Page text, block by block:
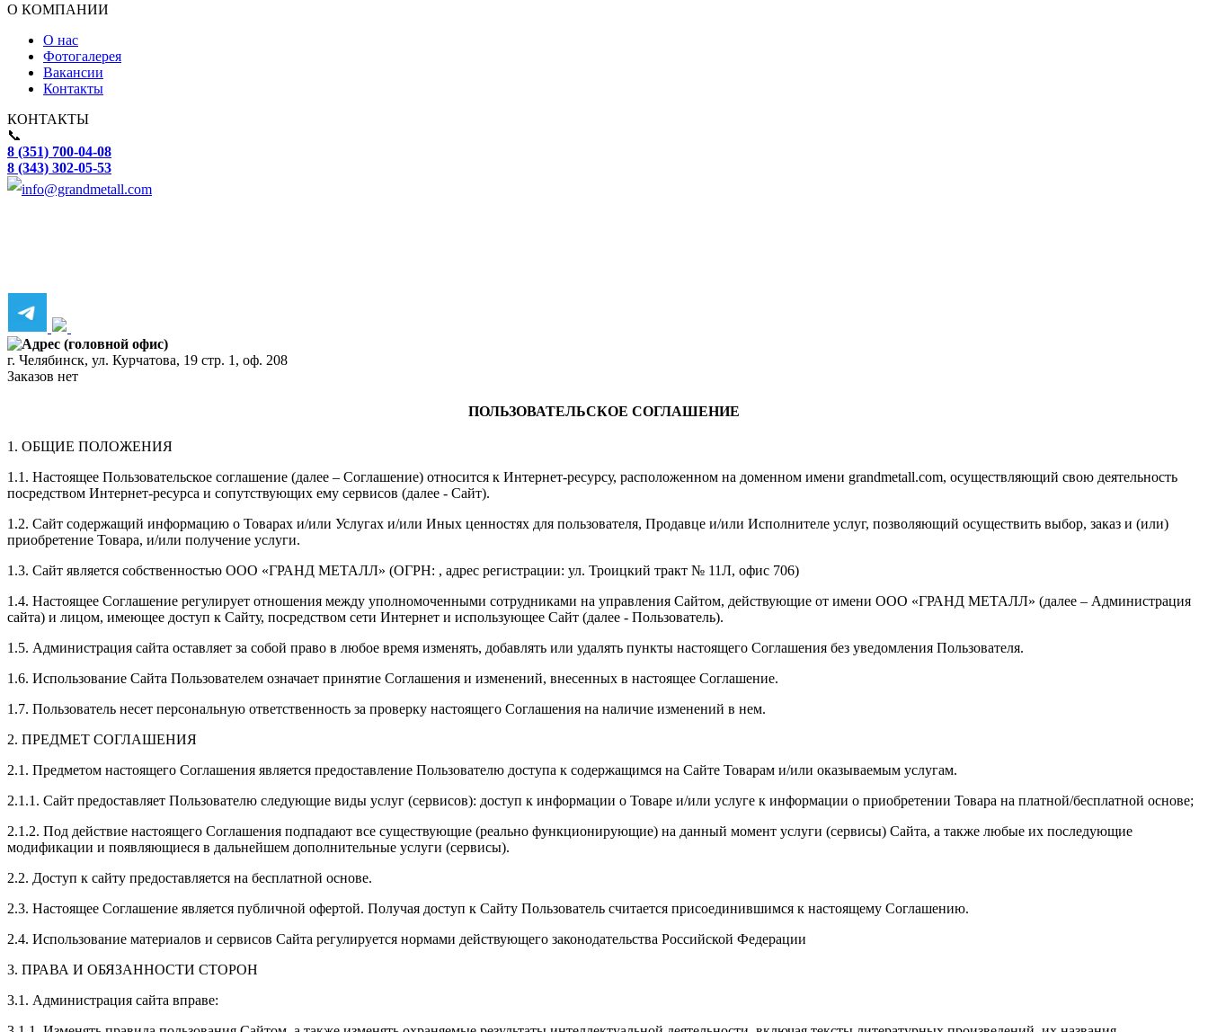
О КОМПАНИИ
О нас
Фотогалерея
Вакансии
Контакты
КОНТАКТЫ
📞
8 (351) 700-04-08
8 (343) 302-05-53
info@grandmetall.com
Адрес (головной офис)
г. Челябинск, ул. Курчатова, 19 стр. 1, оф. 208
Заказов нет
ПОЛЬЗОВАТЕЛЬСКОЕ СОГЛАШЕНИЕ
1. ОБЩИЕ ПОЛОЖЕНИЯ
1.1. Настоящее Пользовательское соглашение (далее – Соглашение) относится к Интернет-ресурсу, расположенном на доменном имени grandmetall.com, осуществляющий свою деятельность
посредством Интернет-ресурса и сопутствующих ему сервисов (далее - Сайт).
1.2. Сайт содержащий информацию о Товарах и/или Услугах и/или Иных ценностях для пользователя, Продавце и/или Исполнителе услуг, позволяющий осуществить выбор, заказ и (или)
приобретение Товара, и/или получение услуги.
1.3. Сайт является собственностью ООО «ГРАНД МЕТАЛЛ» (ОГРН: , адрес регистрации: ул. Троицкий тракт № 11Л, офис 706)
1.4. Настоящее Соглашение регулирует отношения между уполномоченными сотрудниками на управления Сайтом, действующие от имени ООО «ГРАНД МЕТАЛЛ» (далее – Администрация
сайта) и лицом, имеющее доступ к Сайту, посредством сети Интернет и использующее Сайт (далее - Пользователь).
1.5. Администрация сайта оставляет за собой право в любое время изменять, добавлять или удалять пункты настоящего Соглашения без уведомления Пользователя.
1.6. Использование Сайта Пользователем означает принятие Соглашения и изменений, внесенных в настоящее Соглашение.
1.7. Пользователь несет персональную ответственность за проверку настоящего Соглашения на наличие изменений в нем.
2. ПРЕДМЕТ СОГЛАШЕНИЯ
2.1. Предметом настоящего Соглашения является предоставление Пользователю доступа к содержащимся на Сайте Товарам и/или оказываемым услугам.
2.1.1. Сайт предоставляет Пользователю следующие виды услуг (сервисов): доступ к информации о Товаре и/или услуге к информации о приобретении Товара на платной/бесплатной основе;
2.1.2. Под действие настоящего Соглашения подпадают все существующие (реально функционирующие) на данный момент услуги (сервисы) Сайта, а также любые их последующие
модификации и появляющиеся в дальнейшем дополнительные услуги (сервисы).
2.2. Доступ к сайту предоставляется на бесплатной основе.
2.3. Настоящее Соглашение является публичной офертой. Получая доступ к Сайту Пользователь считается присоединившимся к настоящему Соглашению.
2.4. Использование материалов и сервисов Сайта регулируется нормами действующего законодательства Российской Федерации
3. ПРАВА И ОБЯЗАННОСТИ СТОРОН
3.1. Администрация сайта вправе: